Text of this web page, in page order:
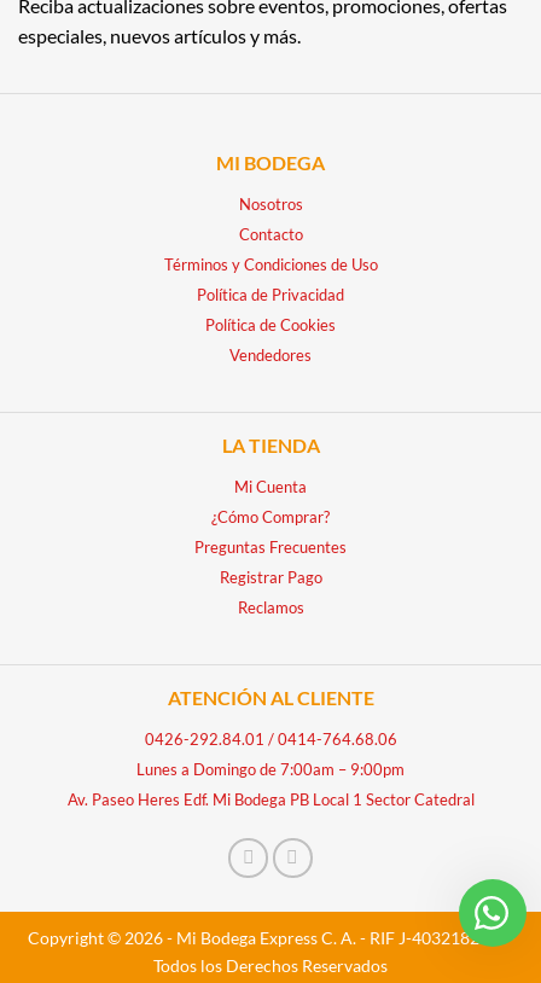
Reciba actualizaciones sobre eventos, promociones, ofertas
especiales, nuevos artículos y más.
MI BODEGA
Nosotros
Contacto
Términos y Condiciones de Uso
Política de Privacidad
Política de Cookies
Vendedores
LA TIENDA
Mi Cuenta
¿Cómo Comprar?
Preguntas Frecuentes
Registrar Pago
Reclamos
ATENCIÓN AL CLIENTE
0426-292.84.01 /0414-764.68.06
Lunes a Domingo de 7:00am – 9:00pm
Av. Paseo Heres Edf. Mi Bodega PB Local 1 Sector Catedral
Copyright © 2026 - Mi Bodega Express C. A. - RIF J-40321828-5 -
Todos los Derechos Reservados